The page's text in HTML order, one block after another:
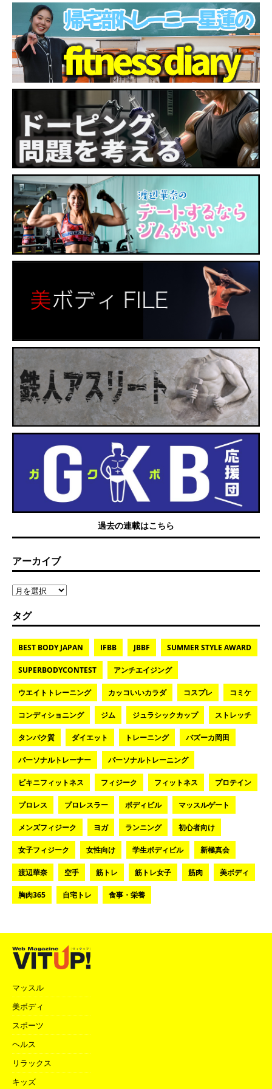
過去の連載はこちら
アーカイブ
タグ
BEST BODY JAPAN IFBB JBBF SUMMER STYLE AWARD
SUPERBODYCONTEST アンチエイジング
ウエイトトレーニング カッコいいカラダ コスプレ コミケ
コンディショニング ジム ジュラシックカップ ストレッチ
タンパク質 ダイエット トレーニング バズーカ岡田
パーソナルトレーナー パーソナルトレーニング
ビキニフィットネス フィジーク フィットネス プロテイン
プロレス プロレスラー ボディビル マッスルゲート
メンズフィジーク ヨガ ランニング 初心者向け
女子フィジーク 女性向け 学生ボディビル 新極真会
渡辺華奈 空手 筋トレ 筋トレ女子 筋肉 美ボディ
胸肉365 自宅トレ 食事・栄養
マッスル
美ボディ
スポーツ
ヘルス
リラックス
キッズ